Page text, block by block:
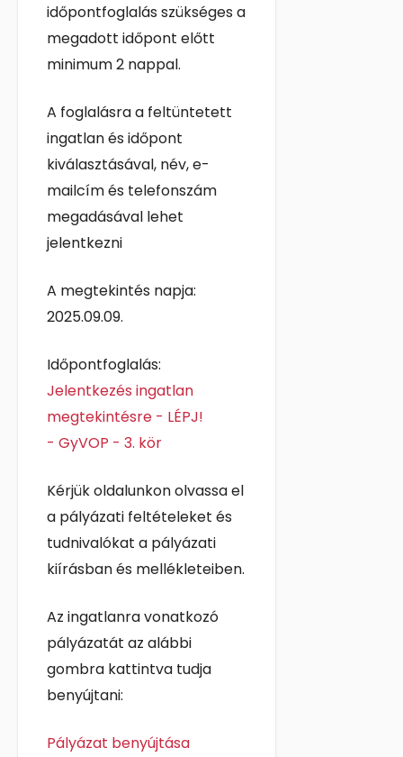
időpontfoglalás szükséges a
megadott időpont előtt
minimum 2 nappal.
A foglalásra a feltüntetett
ingatlan és időpont
kiválasztásával, név, e-
mailcím és telefonszám
megadásával lehet
jelentkezni
A megtekintés napja:
2025.09.09.
Időpontfoglalás:
Jelentkezés ingatlan
megtekintésre - LÉPJ!
- GyVOP - 3. kör
Kérjük oldalunkon olvassa el
a pályázati feltételeket és
tudnivalókat a pályázati
kiírásban és mellékleteiben.
Az ingatlanra vonatkozó
pályázatát az alábbi
gombra kattintva tudja
benyújtani:
Pályázat benyújtása